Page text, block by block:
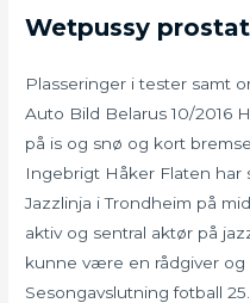
Wetpussy
Plasseringer i tester samt
Auto Bild Belarus 10/2016
på is og snø og kort
Ingebrigt Håker Flaten har
Jazzlinja i Trondheim på
aktiv og sentral aktør på
kunne være en rådgiver og
Sesongavslutning fotball